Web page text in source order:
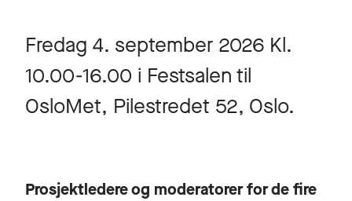
Fredag 4. september 2026 Kl.
10.00-16.00 i Festsalen til
OsloMet, Pilestredet 52, Oslo.
Prosjektledere og moderatorer for de fire